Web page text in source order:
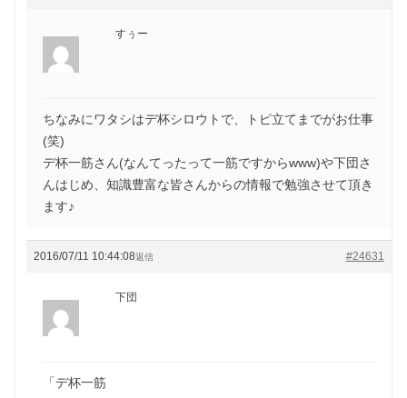
すぅー
ちなみにワタシはデ杯シロウトで、トピ立てまでがお仕事
(笑)
デ杯一筋さん(なんてったって一筋ですからwww)や下団さ
んはじめ、知識豊富な皆さんからの情報で勉強させて頂き
ます♪
2016/07/11 10:44:08 #24631
返信
下団
「デ杯一筋